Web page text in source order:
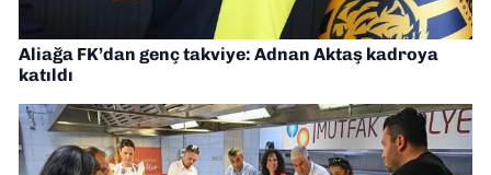
Aliağa FK’dan genç takviye: Adnan Aktaş kadroya
katıldı